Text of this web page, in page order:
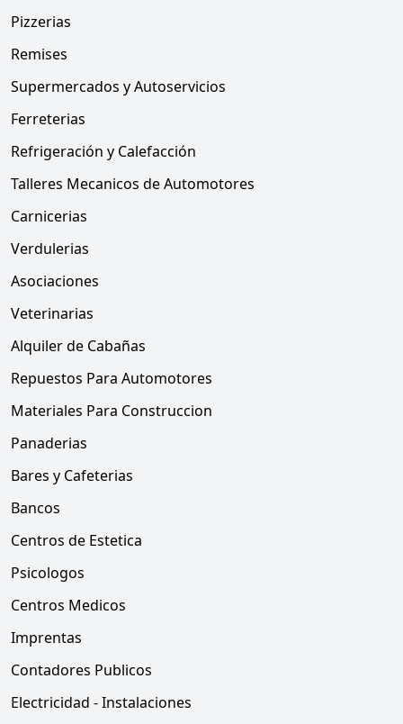
Pizzerias
Remises
Supermercados y Autoservicios
Ferreterias
Refrigeración y Calefacción
Talleres Mecanicos de Automotores
Carnicerias
Verdulerias
Asociaciones
Veterinarias
Alquiler de Cabañas
Repuestos Para Automotores
Materiales Para Construccion
Panaderias
Bares y Cafeterias
Bancos
Centros de Estetica
Psicologos
Centros Medicos
Imprentas
Contadores Publicos
Electricidad - Instalaciones